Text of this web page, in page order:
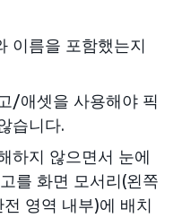
이름을 포함했는지
/애셋을 사용해야 픽
습니다.
하지 않으면서 눈에
를 화면 모서리(왼쪽
영역 내부)에 배치